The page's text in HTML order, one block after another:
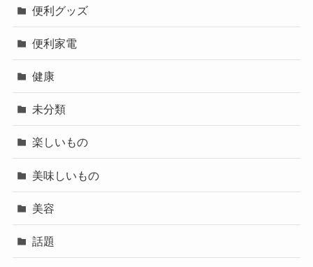
便利グッズ
便利家電
健康
未分類
楽しいもの
美味しいもの
美容
話題